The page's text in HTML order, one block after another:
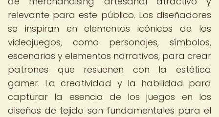
relevante para este público. Los diseñadores
se inspiran en elementos icónicos de los
videojuegos, como personajes, símbolos,
escenarios y elementos narrativos, para crear
patrones que resuenen con la estética
gamer. La creatividad y la habilidad para
capturar la esencia de los juegos en los
diseños de tejido son fundamentales para el